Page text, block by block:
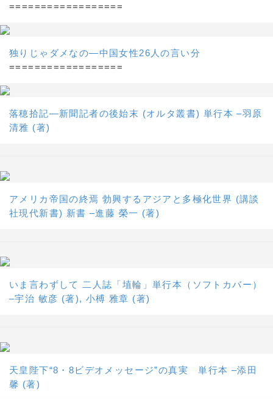
==================
独りじゃダメなの―中国女性26人の言い分
==================
落穂拾記―新聞記者の後始末 (オルタ叢書) 単行本 –羽原
清雅 (著)
アメリカ帝国の終焉 勃興するアジアと多極化世界 (講談
社現代新書) 新書 –進藤 榮一 (著)
いま言わずして 二人誌「埴輪」単行本（ソフトカバー）
–宇治 敏彦 (著), 小榑 雅章 (著)
天皇陛下“8・8ビデオメッセージ”の真実 単行本 –添田
馨 (著)